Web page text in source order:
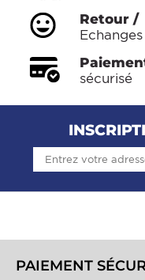
Retour /
Echanges
sécurisé
PAIEMENT